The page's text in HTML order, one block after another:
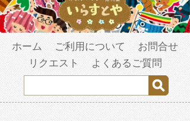
ホーム ご利用について
お問合せ
リクエスト
よくあるご質問